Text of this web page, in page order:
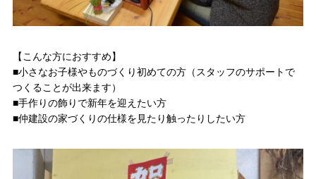
お電話でのお問い合わせ
TEL: 052-911-9345
[受付時間] 9:00～18:00
モデルハウス見学予約
【こんな方におすすめ】
■小さなお子様やものづくり初めての方（スタッフのサポートで
つくることが出来ます）
■手作りの飾りで新年を迎えたい方
■仲建設の家づくりの仕様を見たり触ったりしたい方